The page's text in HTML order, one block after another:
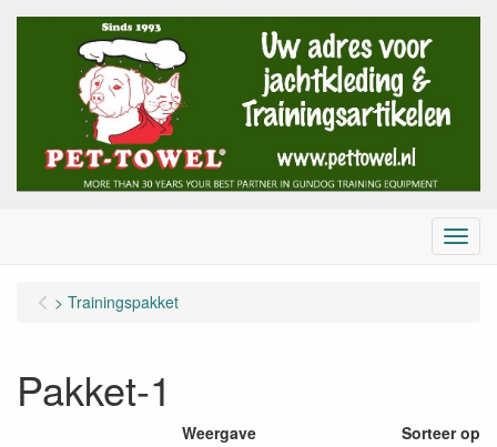
Menu
> Trainingspakket
Pakket-1
Weergave Sorteer op